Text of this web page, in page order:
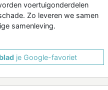
voertuigonderdelen
Zo leveren we samen
samenleving.
je Google-favoriet